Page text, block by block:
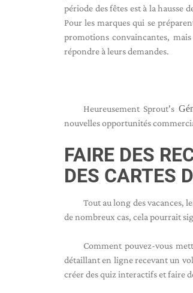
période des fêtes est à la hausse
Pour les marques qui se
promotions convaincantes,
répondre à leurs demandes.
Heureusement Sprout's
nouvelles opportunités
FAIRE DES
DES CARTES
Tout au long des vacances,
de nombreux cas, cela pourrait
Comment pouvez-vous
détaillant en ligne recevant un
créer des quiz interactifs et faire